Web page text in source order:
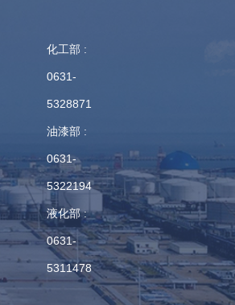
化工部 :
0631-
5328871
油漆部 :
0631-
5322194
液化部 :
0631-
5311478